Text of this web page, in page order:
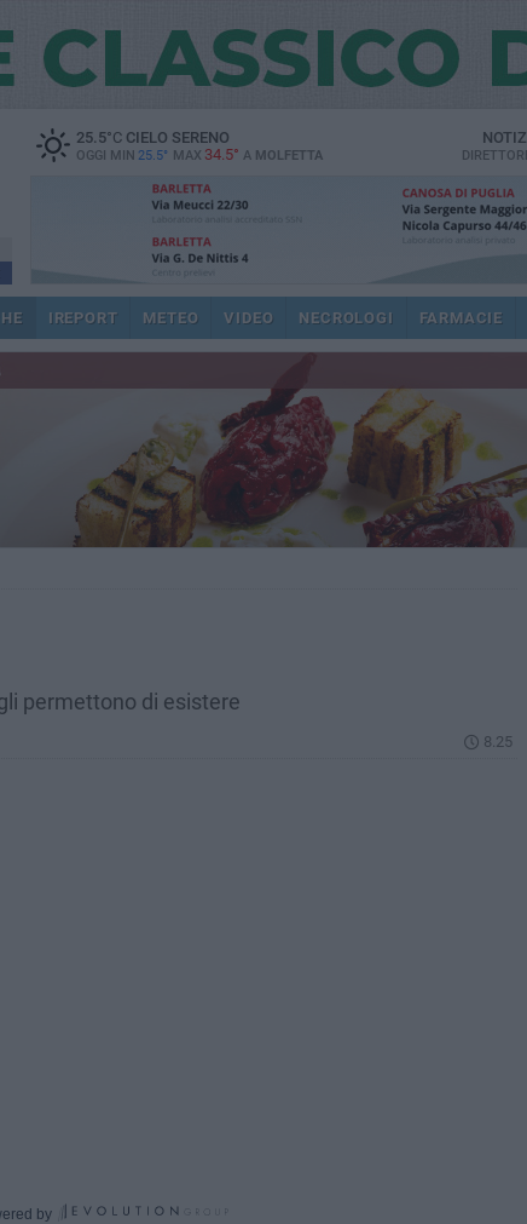
25.5°CCIELO SERENO
OGGI MIN 25.5° MAX 34.5° A MOLFETTA
IREPORT METEO VIDEO NECROLOGI FARMACIE
permettono di esistere
8.25
by